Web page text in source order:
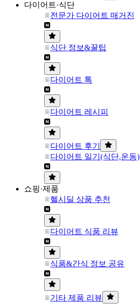
다이어트·식단
전문가 다이어트 매거진
식단 정보&꿀팁
다이어트 톡
다이어트 레시피
다이어트 후기
다이어트 일기(식단,운동)
쇼핑·제품
헬시딜 상품 추천
다이어트 식품 리뷰
식품&간식 정보 공유
기타 제품 리뷰